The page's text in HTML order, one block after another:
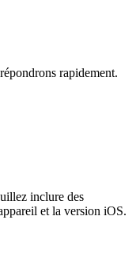
rapidement.
inclure des
et la version iOS.